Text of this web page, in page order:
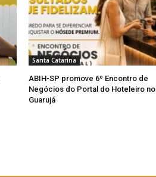
Santa Catarina
ABIH-SP promove 6º Encontro de
Negócios do Portal do Hoteleiro no
Guarujá